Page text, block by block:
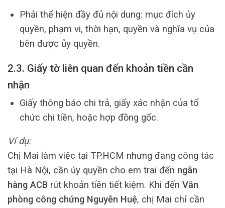
Phải thể hiện đầy đủ nội dung: mục đích ủy
quyền, phạm vi, thời hạn, quyền và nghĩa vụ của
bên được ủy quyền.
2.3. Giấy tờ liên quan đến khoản tiền cần
nhận
Giấy thông báo chi trả, giấy xác nhận của tổ
chức chi tiền, hoặc hợp đồng gốc.
Ví dụ:
Chị Mai làm việc tại TP.HCM nhưng đang công tác
tại Hà Nội, cần ủy quyền cho em trai đến ngân
hàng ACB rút khoản tiền tiết kiệm. Khi đến Văn
phòng công chứng Nguyễn Huệ, chị Mai chỉ cần